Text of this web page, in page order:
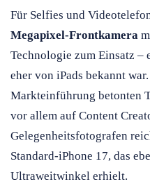
Für Selfies und
Megapixel-Frontkamera
Technologie zum Einsatz –
eher von iPads bekannt
Markteinführung betonten
vor allem auf Content
Gelegenheitsfotografen
Standard-iPhone 17, das
Ultraweitwinkel erhielt.